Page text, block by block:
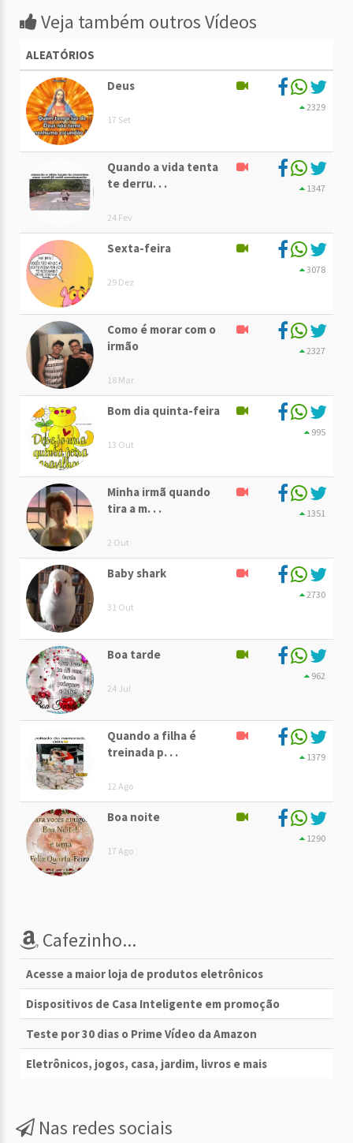
Veja também outros Vídeos
ALEATÓRIOS
Deus
17 Set
2329
Quando a vida tenta
te derru. . .
24 Fev
1347
Sexta-feira
29 Dez
3078
Como é morar com o
irmão
18 Mar
2327
Bom dia quinta-feira
13 Out
995
Minha irmã quando
tira a m. . .
2 Out
1351
Baby shark
31 Out
2730
Boa tarde
24 Jul
962
Quando a filha é
treinada p. . .
12 Ago
1379
Boa noite
17 Ago
1290
Cafezinho...
Acesse a maior loja de produtos eletrônicos
Dispositivos de Casa Inteligente em promoção
Teste por 30 dias o Prime Vídeo da Amazon
Eletrônicos, jogos, casa, jardim, livros e mais
Nas redes sociais